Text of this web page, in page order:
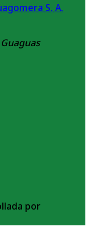
S. A.
por